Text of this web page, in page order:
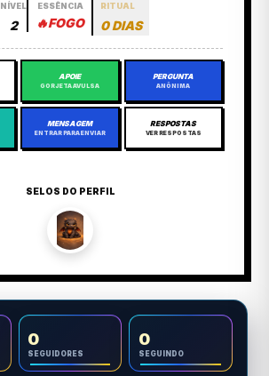
NÍVEL
2
ESSÊNCIA
🔥FOGO
RITUAL
0 DIAS
APOIE
GORJETA AVULSA
PERGUNTA
ANÔNIMA
MENSAGEM
ENTRAR PARA ENVIAR
RESPOSTAS
VER RESPOSTAS
SELOS DO PERFIL
0
SEGUIDORES
0
SEGUINDO